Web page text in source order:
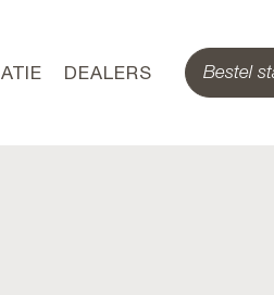
DEALERS Bestel